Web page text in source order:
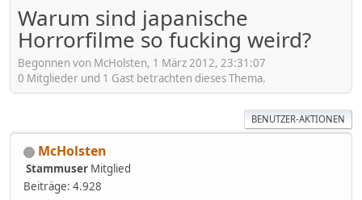
Warum sind japanische
Horrorfilme so fucking weird?
Begonnen von McHolsten, 1 März 2012, 23:31:07
0 Mitglieder und 1 Gast betrachten dieses Thema.
BENUTZER-AKTIONEN
McHolsten
Stammuser Mitglied
Beiträge: 4.928